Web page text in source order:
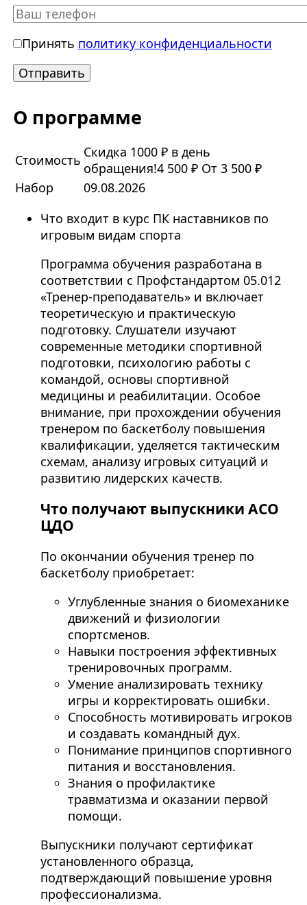
Принять политику конфиденциальности
О программе
Стоимость Скидка 1000 ₽ в день
обращения!4 500 ₽ От 3 500 ₽
Набор
09.08.2026
Что входит в курс ПК наставников по
игровым видам спорта
Программа обучения разработана в
соответствии с Профстандартом 05.012
«Тренер-преподаватель» и включает
теоретическую и практическую
подготовку. Слушатели изучают
современные методики спортивной
подготовки, психологию работы с
командой, основы спортивной
медицины и реабилитации. Особое
внимание, при прохождении обучения
тренером по баскетболу повышения
квалификации, уделяется тактическим
схемам, анализу игровых ситуаций и
развитию лидерских качеств.
Что получают выпускники АСО
ЦДО
По окончании обучения тренер по
баскетболу приобретает:
Углубленные знания о биомеханике
движений и физиологии
спортсменов.
Навыки построения эффективных
тренировочных программ.
Умение анализировать технику
игры и корректировать ошибки.
Способность мотивировать игроков
и создавать командный дух.
Понимание принципов спортивного
питания и восстановления.
Знания о профилактике
травматизма и оказании первой
помощи.
Выпускники получают сертификат
установленного образца,
подтверждающий повышение уровня
профессионализма.